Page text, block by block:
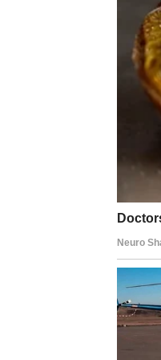
dobiti
Čudo
događaja.
Ali
U